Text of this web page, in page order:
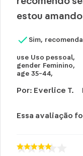
estou
Sim,
use Uso pessoal,
gender Feminino,
age 35-44,
Por: Everlice T.
Essa avaliação